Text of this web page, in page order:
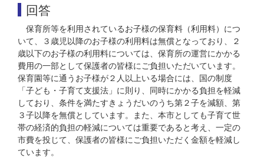
回答
保育所等を利用されているお子様の保育料（利用料）につ
いて、３歳児以降のお子様の利用料は無償となっており、２
歳以下のお子様の利用料については、保育所の運営にかかる
費用の一部として保護者の皆様にご負担いただいています。
保育園等に通うお子様が２人以上いる場合には、国の制度
「子ども・子育て支援法」に則り、同時にかかる負担を軽減
しており、条件を満たすきょうだいのうち第２子を減額、第
３子以降を無償としています。また、本市としても子育て世
帯の経済的負担の軽減については重要であると考え、一定の
市費を投じて、保護者の皆様にご負担いただく金額を軽減し
ています。